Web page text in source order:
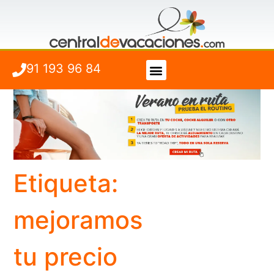
91 193 96 84
Etiqueta:
mejoramos
tu precio